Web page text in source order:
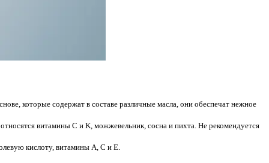
которые содержат в составе различные масла, они обеспечат нежное
витамины C и K, можжевельник, сосна и пихта. Не рекомендуется
кислоту, витамины A, C и E.